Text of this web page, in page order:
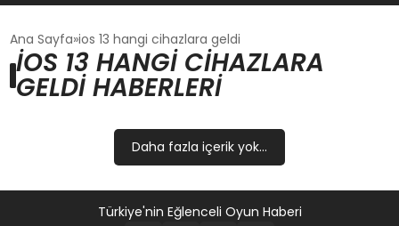
GÜNCEL
OYUN HABERLERI
EĞITIM
Ana Sayfa ios 13 hangi cihazlara geldi
IOS 13 HANGI CIHAZLARA
GELDI HABERLERI
Daha fazla içerik yok...
Türkiye'nin Eğlenceli Oyun Haberi